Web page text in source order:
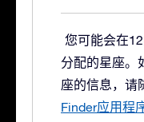
您可能会在
分配的星座。
座的信息，请
Finder应用程